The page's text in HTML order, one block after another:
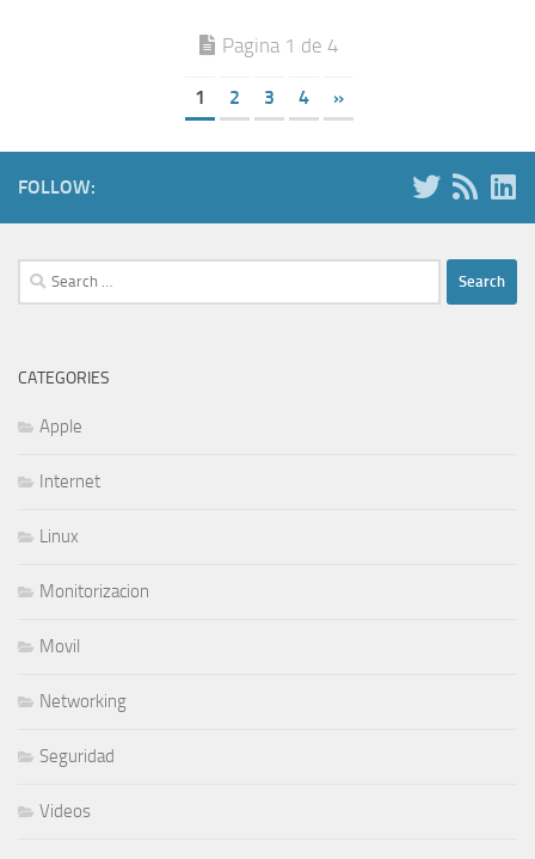
Pagina 1 de 4
1 2 3 4 »
FOLLOW:
Search
for:
CATEGORIES
Apple
Internet
Linux
Monitorizacion
Movil
Networking
Seguridad
Videos